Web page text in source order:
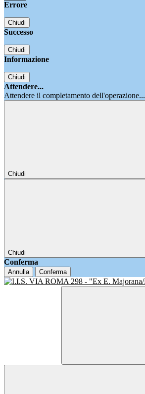
Errore
Chiudi
Successo
Chiudi
Informazione
Chiudi
Attendere...
Attendere il completamento dell'operazione...
Chiudi
Chiudi
Conferma
Annulla Conferma